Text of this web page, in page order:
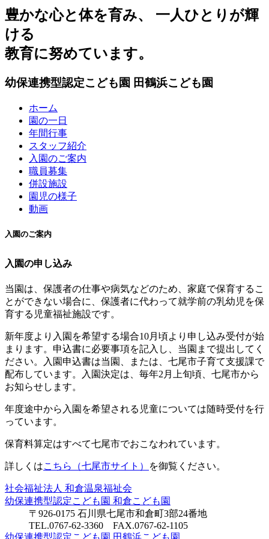
豊かな心と体を育み、 一人ひとりが輝
ける
教育に努めています。
幼保連携型認定こども園 田鶴浜こども園
ホーム
園の一日
年間行事
スタッフ紹介
入園のご案内
職員募集
併設施設
園児の様子
動画
入園のご案内
入園の申し込み
当園は、保護者の仕事や病気などのため、家庭で保育するこ
とができない場合に、保護者に代わって就学前の乳幼児を保
育する児童福祉施設です。
新年度より入園を希望する場合10月頃より申し込み受付が始
まります。申込書に必要事項を記入し、当園まで提出してく
ださい。入園申込書は当園、または、七尾市子育て支援課で
配布しています。入園決定は、毎年2月上旬頃、七尾市から
お知らせします。
年度途中から入園を希望される児童については随時受付を行
っています。
保育料算定はすべて七尾市でおこなわれています。
詳しくはこちら（七尾市サイト） を御覧ください。
社会福祉法人 和倉温泉福祉会
幼保連携型認定こども園 和倉こども園
〒926-0175 石川県七尾市和倉町3部24番地
TEL.0767-62-3360 FAX.0767-62-1105
幼保連携型認定こども園 田鶴浜こども園